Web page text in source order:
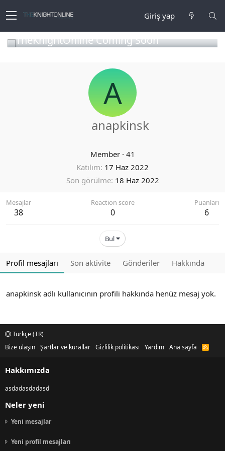
Giriş yap
TheKnightOnline Coming Soon
A
anapkinsk
Member · 41
Katılım 17 Haz 2022
Son görülme 18 Haz 2022
Mesajlar
38
Reaction score
0
Puanları
6
Bul
Profil mesajları Son aktivite Gönderiler Hakkında
anapkinsk adlı kullanıcının profili hakkında henüz mesaj yok.
Türkçe (TR)
Bize ulaşın Şartlar ve kurallar Gizlilik politikası Yardım Ana sayfa
R
Hakkımızda
asdadasdadasd
Neler yeni
Yeni mesajlar
Yeni profil mesajları